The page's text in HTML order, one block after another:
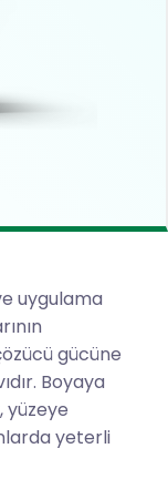
uygulama
gücüne
Boyaya
yüzeye
yeterli